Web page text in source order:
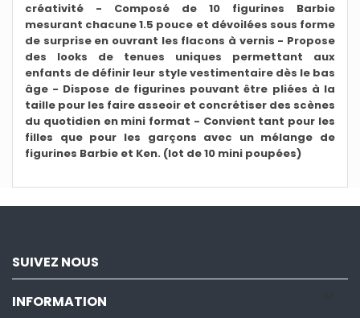
créativité - Composé de 10 figurines Barbie
mesurant chacune 1.5 pouce et dévoilées sous forme
de surprise en ouvrant les flacons à vernis - Propose
des looks de tenues uniques permettant aux
enfants de définir leur style vestimentaire dès le bas
âge - Dispose de figurines pouvant être pliées à la
taille pour les faire asseoir et concrétiser des scènes
du quotidien en mini format - Convient tant pour les
filles que pour les garçons avec un mélange de
figurines Barbie et Ken. (lot de 10 mini poupées)
SUIVEZ NOUS
INFORMATION